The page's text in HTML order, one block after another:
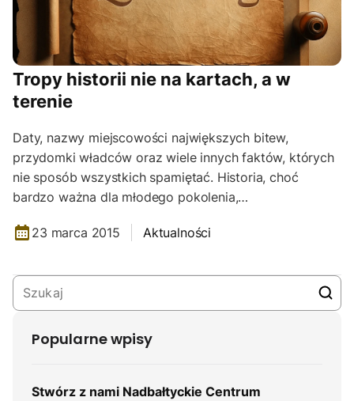
Tropy historii nie na kartach, a w
terenie
Daty, nazwy miejscowości największych bitew,
przydomki władców oraz wiele innych faktów, których
nie sposób wszystkich spamiętać. Historia, choć
bardzo ważna dla młodego pokolenia,…
23 marca 2015 Aktualności
Popularne wpisy
Stwórz z nami Nadbałtyckie Centrum